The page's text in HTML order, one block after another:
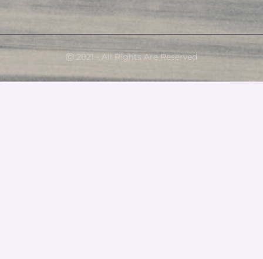
Ⓒ 2021 - All Rights Are Reserved